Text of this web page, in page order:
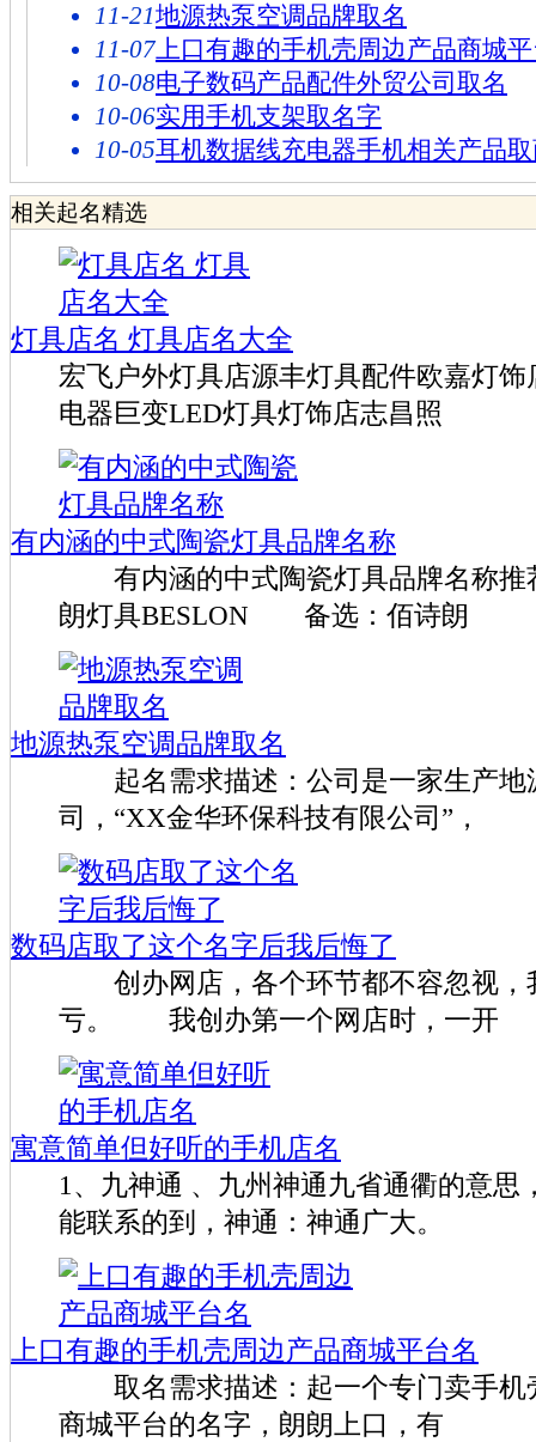
11-21地源热泵空调品牌取名
11-07上口有趣的手机壳周边产品商城
10-08电子数码产品配件外贸公司取名
10-06实用手机支架取名字
10-05耳机数据线充电器手机相关产品
相关起名精选
灯具店名 灯具店名大全
宏飞户外灯具店源丰灯具配件欧嘉灯
电器巨变LED灯具灯饰店志昌照
有内涵的中式陶瓷灯具品牌名称
有内涵的中式陶瓷灯具品牌名称
朗灯具BESLON 备选：佰诗朗
地源热泵空调品牌取名
起名需求描述：公司是一家生产地
司，“XX金华环保科技有限公司”，
数码店取了这个名字后我后悔了
创办网店，各个环节都不容忽视，
亏。 我创办第一个网店时，一开
寓意简单但好听的手机店名
1、九神通 、九州神通九省通衢的意思
能联系的到，神通：神通广大。
上口有趣的手机壳周边产品商城平台名
取名需求描述：起一个专门卖手机
商城平台的名字，朗朗上口，有